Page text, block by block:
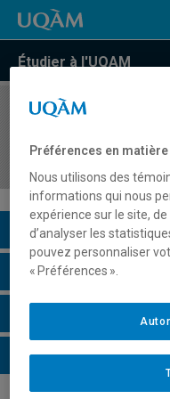
Étudier à l'UQAM
COURS//
professionnel
Description du cours
Horaire - Été 2026
Horaire - Automne
Horaire - Hiver 2027
Préférences en
Nous utilisons des
informations qui nous
expérience sur le site,
d’analyser les
pouvez personnaliser
« Préférences ».